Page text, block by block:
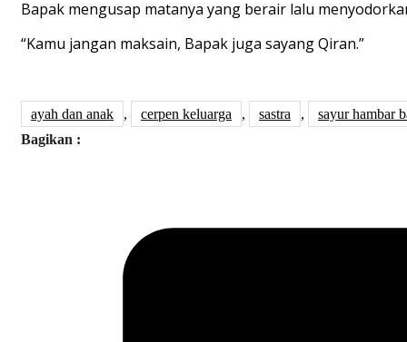
Bapak mengusap matanya yang berair lalu
“Kamu jangan maksain, Bapak juga sayang Qiran.”
ayah dan anak , cerpen keluarga , sastra ,
sayur hambar
Bagikan :